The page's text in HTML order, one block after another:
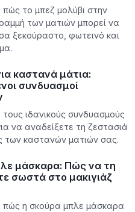
το μπεζ μολύβι στην
των ματιών μπορεί να
ξεκούραστο, φωτεινό και
καστανά μάτια:
συνδυασμοί
ιδανικούς συνδυασμούς
να αναδείξετε τη ζεστασιά
των καστανών ματιών σας.
μάσκαρα: Πώς να τη
σωστά στο μακιγιάζ
πώς η σκούρα μπλε μάσκαρα